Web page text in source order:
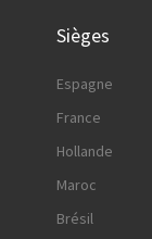
Sièges
Espagne
France
Hollande
Maroc
Brésil